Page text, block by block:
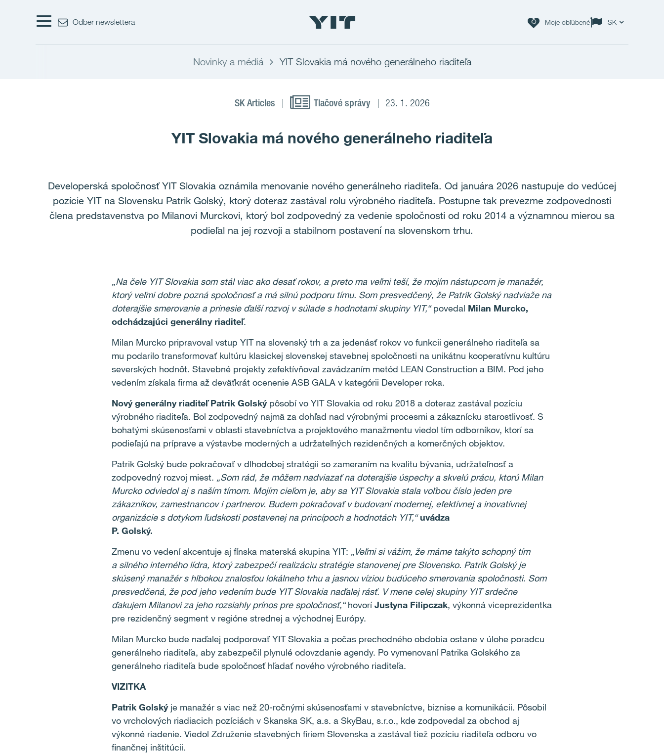
Odber newslettera Moje obľúbené SK
Novinky a médiá YIT Slovakia má nového generálneho riaditeľa
SK Articles Tlačové správy 23. 1. 2026
YIT Slovakia má nového generálneho riaditeľa
Developerská spoločnosť YIT Slovakia oznámila menovanie nového generálneho riaditeľa. Od januára 2026 nastupuje do vedúcej
pozície YIT na Slovensku Patrik Golský, ktorý doteraz zastával rolu výrobného riaditeľa. Postupne tak prevezme zodpovednosti
člena predstavenstva po Milanovi Murckovi, ktorý bol zodpovedný za vedenie spoločnosti od roku 2014 a významnou mierou sa
podieľal na jej rozvoji a stabilnom postavení na slovenskom trhu.
„Na čele YIT Slovakia som stál viac ako desať rokov, a preto ma veľmi teší, že mojím nástupcom je manažér,
ktorý veľmi dobre pozná spoločnosť a má silnú podporu tímu. Som presvedčený, že Patrik Golský nadviaže na
doterajšie smerovanie a prinesie ďalší rozvoj v súlade s hodnotami skupiny YIT,“povedal Milan Murcko,
odchádzajúci generálny riaditeľ.
Milan Murcko pripravoval vstup YIT na slovenský trh a za jedenásť rokov vo funkcii generálneho riaditeľa sa
mu podarilo transformovať kultúru klasickej slovenskej stavebnej spoločnosti na unikátnu kooperatívnu kultúru
severských hodnôt. Stavebné projekty zefektívňoval zavádzaním metód LEAN Construction a BIM. Pod jeho
vedením získala firma až deväťkrát ocenenie ASB GALA v kategórii Developer roka.
Nový generálny riaditeľ Patrik Golskýpôsobí vo YIT Slovakia od roku 2018 a doteraz zastával pozíciu
výrobného riaditeľa. Bol zodpovedný najmä za dohľad nad výrobnými procesmi a zákaznícku starostlivosť. S
bohatými skúsenosťami v oblasti stavebníctva a projektového manažmentu viedol tím odborníkov, ktorí sa
podieľajú na príprave a výstavbe moderných a udržateľných rezidenčných a komerčných objektov.
Patrik Golský bude pokračovať v dlhodobej stratégii so zameraním na kvalitu bývania, udržateľnosť a
zodpovedný rozvoj miest. „Som rád, že môžem nadviazať na doterajšie úspechy a skvelú prácu, ktorú Milan
Murcko odviedol aj s naším tímom. Mojím cieľom je, aby sa YIT Slovakia stala voľbou číslo jeden pre
zákazníkov, zamestnancov i partnerov. Budem pokračovať v budovaní modernej, efektívnej a inovatívnej
organizácie s dotykom ľudskosti postavenej na princípoch a hodnotách YIT,“ uvádza
P. Golský.
Zmenu vo vedení akcentuje aj fínska materská skupina YIT: „Veľmi si vážim, že máme takýto schopný tím
a silného interného lídra, ktorý zabezpečí realizáciu stratégie stanovenej pre Slovensko. Patrik Golský je
skúsený manažér s hlbokou znalosťou lokálneho trhu a jasnou víziou budúceho smerovania spoločnosti. Som
presvedčená, že pod jeho vedením bude YIT Slovakia naďalej rásť. V mene celej skupiny YIT srdečne
ďakujem Milanovi za jeho rozsiahly prínos pre spoločnosť,“hovoríJustyna Filipczak, výkonná viceprezidentka
pre rezidenčný segment v regióne strednej a východnej Európy.
Milan Murcko bude naďalej podporovať YIT Slovakia a počas prechodného obdobia ostane v úlohe poradcu
generálneho riaditeľa, aby zabezpečil plynulé odovzdanie agendy. Po vymenovaní Patrika Golského za
generálneho riaditeľa bude spoločnosť hľadať nového výrobného riaditeľa.
VIZITKA
Patrik Golskýje manažér s viac než 20-ročnými skúsenosťami v stavebníctve, biznise a komunikácii. Pôsobil
vo vrcholových riadiacich pozíciách v Skanska SK, a.s. a SkyBau, s.r.o., kde zodpovedal za obchod aj
výkonné riadenie. Viedol Združenie stavebných firiem Slovenska a zastával tiež pozíciu riaditeľa odboru vo
finančnej inštitúcii.